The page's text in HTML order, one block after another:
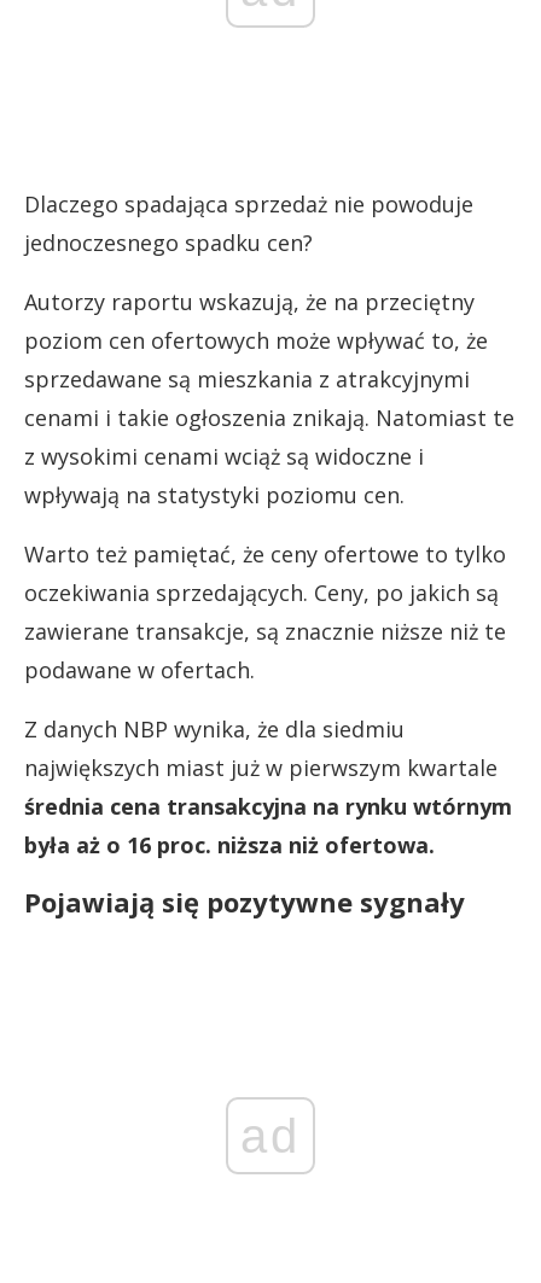
Dlaczego spadająca sprzedaż nie powoduje
jednoczesnego spadku cen?
Autorzy raportu wskazują, że na przeciętny
poziom cen ofertowych może wpływać to, że
sprzedawane są mieszkania z atrakcyjnymi
cenami i takie ogłoszenia znikają. Natomiast te
z wysokimi cenami wciąż są widoczne i
wpływają na statystyki poziomu cen.
Warto też pamiętać, że ceny ofertowe to tylko
oczekiwania sprzedających. Ceny, po jakich są
zawierane transakcje, są znacznie niższe niż te
podawane w ofertach.
Z danych NBP wynika, że dla siedmiu
największych miast już w pierwszym kwartale
średnia cena transakcyjna na rynku wtórnym
była aż o 16 proc. niższa niż ofertowa.
Pojawiają się pozytywne sygnały
ad